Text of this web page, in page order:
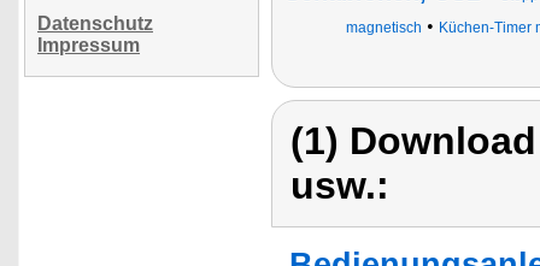
Datenschutz
Impressum
magnetisch • Küchen-Timer
(1)
usw.: